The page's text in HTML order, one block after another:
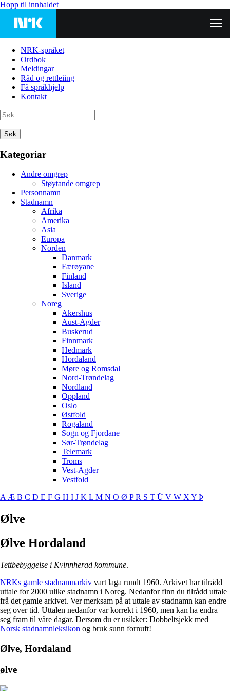
Hopp til innhaldet
NRK-språket
Ordbok
Meldingar
Råd og rettleiing
Få språkhjelp
Kontakt
Søk
Kategoriar
Andre omgrep
Støytande omgrep
Personnamn
Stadnamn
Afrika
Amerika
Asia
Europa
Norden
Danmark
Færøyane
Finland
Island
Sverige
Noreg
Akershus
Aust-Agder
Buskerud
Finnmark
Hedmark
Hordaland
Møre og Romsdal
Nord-Trøndelag
Nordland
Oppland
Oslo
Østfold
Rogaland
Sogn og Fjordane
Sør-Trøndelag
Telemark
Troms
Vest-Agder
Vestfold
AÆ B C D E F G H I J K L M N O Ø PR S T Ü V W XY Þ
Ølve
Ølve Hordaland
Tettbebyggelse i Kvinnherad kommune.
NRKs gamle stadnamnarkiv vart laga rundt 1960. Arkivet har tilrådd
uttale for 2000 ulike stadnamn i Noreg. Nedanfor finn du tilrådd uttale
frå det gamle arkivet. Ver merksam på at uttale av stadnamn kan endre
seg over tid. Uttalen nedanfor var korrekt i 1960, men kan ha endra
seg fram til våre dagar. Dersom du er usikker: Dobbeltsjekk med
Norsk stadnamnleksikon og bruk sunn fornuft!
Ølve, Hordaland
ølve